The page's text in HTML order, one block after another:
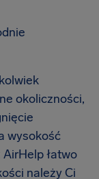
okoliczności,
wysokość
łatwo
należy Ci